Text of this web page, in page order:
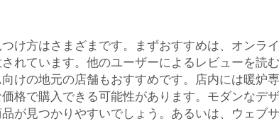
け方はさまざまです。まずおすすめは、オンラ
れています。他のユーザーによるレビューを読
けの地元の店舗もおすすめです。店内には暖炉
格で購入できる可能性があります。モダンなデ
が見つかりやすいでしょう。あるいは、ウェブ